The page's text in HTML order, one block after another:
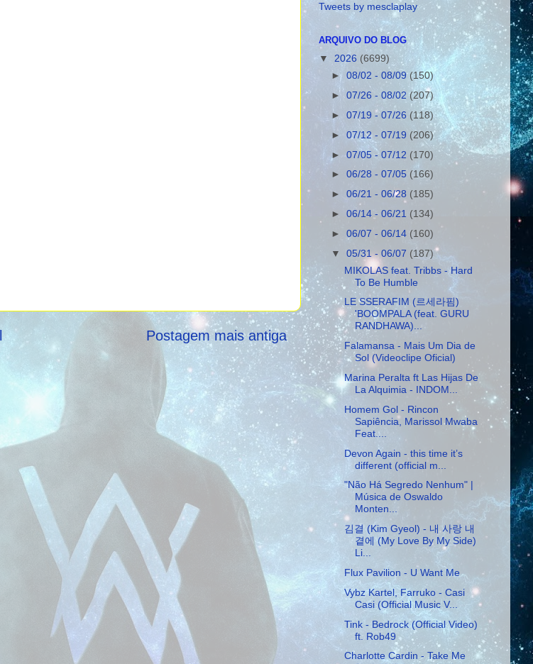
Postagem mais antiga
Tweets by mesclaplay
ARQUIVO DO BLOG
▼ 2026 (6699)
►08/02 - 08/09(150)
►07/26 - 08/02(207)
►07/19 - 07/26 (118)
►07/12 - 07/19(206)
►07/05 - 07/12 (170)
►06/28 - 07/05 (166)
►06/21 - 06/28 (185)
►06/14 - 06/21 (134)
►06/07 - 06/14 (160)
▼05/31 - 06/07 (187)
MIKOLAS feat. Tribbs - Hard
To Be Humble
LE SSERAFIM (르세라핌)
'BOOMPALA (feat. GURU
RANDHAWA)...
Falamansa - Mais Um Dia de
Sol (Videoclipe Oficial)
Marina Peralta ft Las Hijas De
La Alquimia - INDOM...
Homem Gol - Rincon
Sapiência, Marissol Mwaba
Feat....
Devon Again - this time it’s
different (official m...
"Não Há Segredo Nenhum" |
Música de Oswaldo
Monten...
김결 (Kim Gyeol) - 내 사랑 내
곁에 (My Love By My Side)
Li...
Flux Pavilion - U Want Me
Vybz Kartel, Farruko - Casi
Casi (Official Music V...
Tink - Bedrock (Official Video)
ft. Rob49
Charlotte Cardin - Take Me